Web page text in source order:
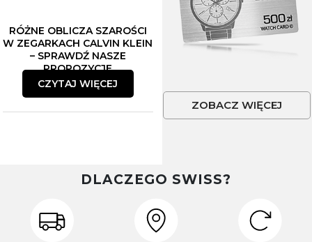
RÓŻNE OBLICZA SZAROŚCI
W ZEGARKACH CALVIN KLEIN
– SPRAWDŹ NASZE
PROPOZYCJE
CZYTAJ WIĘCEJ
ZOBACZ WIĘCEJ
DLACZEGO SWISS?